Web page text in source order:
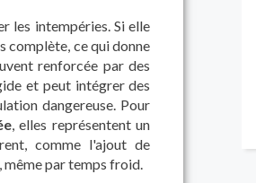
les intempéries. Si elle
complète, ce qui donne
renforcée par des
et peut intégrer des
dangereuse. Pour
, elles représentent un
comme l'ajout de
même par temps froid.